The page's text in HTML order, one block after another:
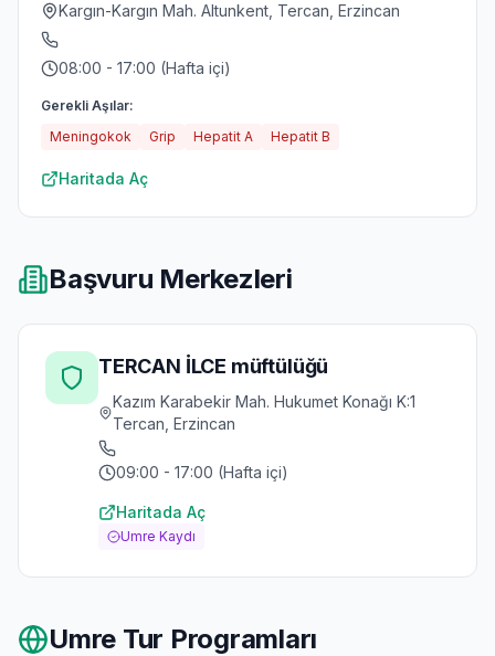
Kargın-Kargın Mah. Altunkent, Tercan, Erzincan
08:00 - 17:00 (Hafta içi)
Gerekli Aşılar:
Meningokok
Grip Hepatit A Hepatit B
Haritada Aç
Başvuru Merkezleri
TERCAN İLCE müftülüğü
Kazım Karabekir Mah. Hukumet Konağı K:1
Tercan, Erzincan
09:00 - 17:00 (Hafta içi)
Haritada Aç
Umre Kaydı
Umre Tur Programları